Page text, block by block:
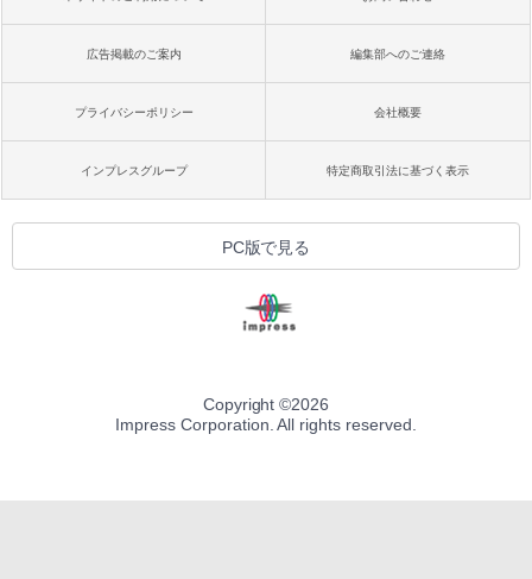
広告掲載のご案内 編集部へのご連絡
プライバシーポリシー 会社概要
インプレスグループ 特定商取引法に基づく表示
PC版で見る
Copyright ©2026
Impress Corporation. All rights reserved.